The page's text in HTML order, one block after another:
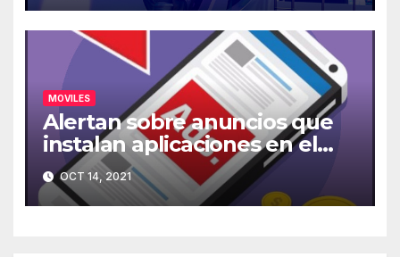
MOVILES
Alertan sobre anuncios que
instalan aplicaciones en el
móvil
OCT 14, 2021